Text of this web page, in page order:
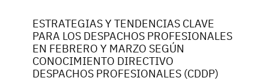
ESTRATEGIAS Y TENDENCIAS CLAVE
PARA LOS DESPACHOS PROFESIONALES
EN FEBRERO Y MARZO SEGÚN
CONOCIMIENTO DIRECTIVO
DESPACHOS PROFESIONALES (CDDP)